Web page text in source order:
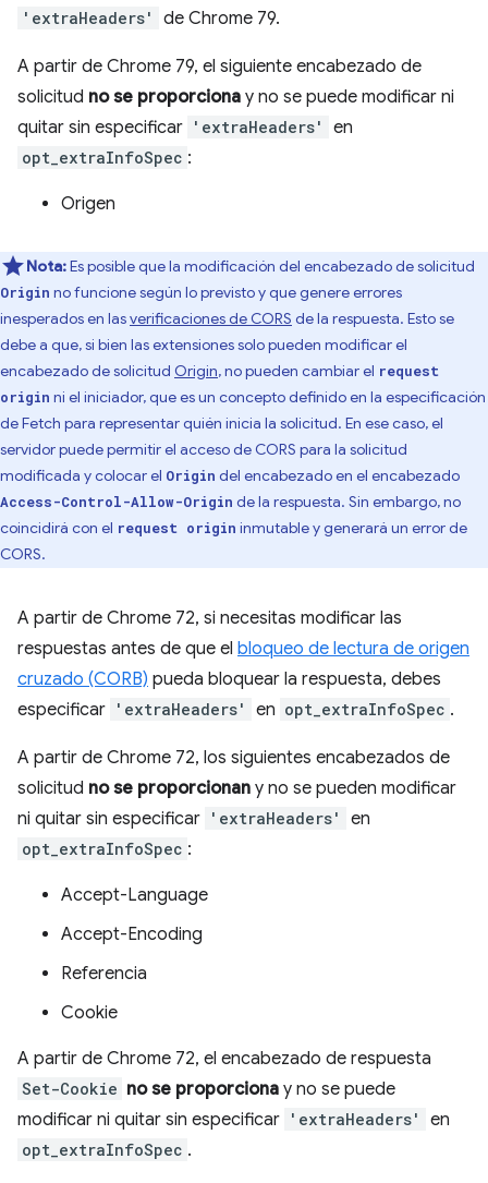
'extraHeaders' de Chrome 79.
A partir de Chrome 79, el siguiente encabezado de
solicitud no se proporciona y no se puede modificar ni
quitar sin especificar 'extraHeaders' en
opt_extraInfoSpec :
Origen
Nota:Es posible que la modificación del encabezado de solicitud
Origin no funcione según lo previsto y que genere errores
inesperados en lasverificaciones de CORS de la respuesta. Esto se
debe a que, si bien las extensiones solo pueden modificar el
encabezado de solicitud Origin, no pueden cambiar el request
origin ni el iniciador, que es un concepto definido en la especificación
de Fetch para representar quién inicia la solicitud. En ese caso, el
servidor puede permitir el acceso de CORS para la solicitud
modificada y colocar el Origin del encabezado en el encabezado
Access-Control-Allow-Origin de la respuesta. Sin embargo, no
coincidirá con el request origin inmutable y generará un error de
CORS.
A partir de Chrome 72, si necesitas modificar las
respuestas antes de que el bloqueo de lectura de origen
cruzado (CORB) pueda bloquear la respuesta, debes
especificar 'extraHeaders' en opt_extraInfoSpec .
A partir de Chrome 72, los siguientes encabezados de
solicitud no se proporcionan y no se pueden modificar
ni quitar sin especificar 'extraHeaders' en
opt_extraInfoSpec :
Accept-Language
Accept-Encoding
Referencia
Cookie
A partir de Chrome 72, el encabezado de respuesta
Set-Cookie no se proporciona y no se puede
modificar ni quitar sin especificar 'extraHeaders' en
opt_extraInfoSpec .